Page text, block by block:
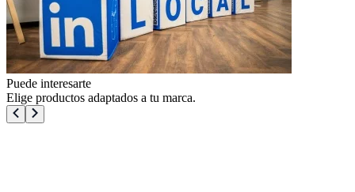
Puede interesarte
Elige productos adaptados a tu marca.